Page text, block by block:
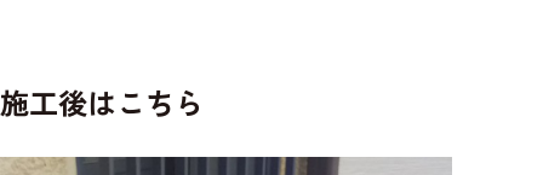
施工後はこちら